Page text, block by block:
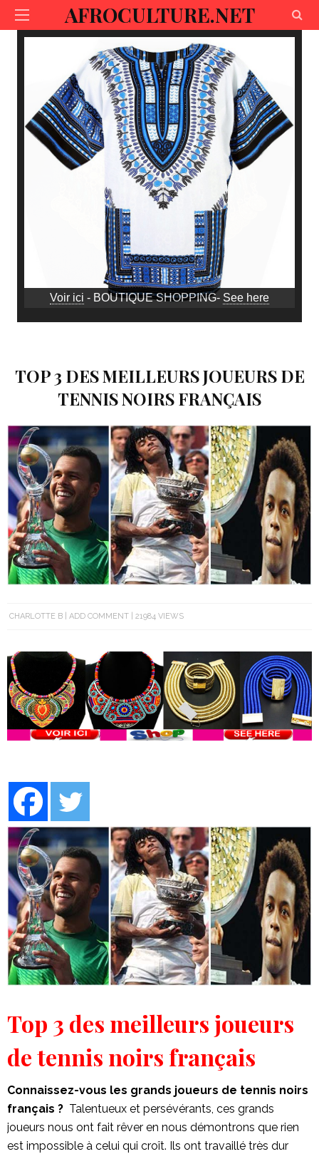
AFROCULTURE.NET
Voir ici - BOUTIQUE SHOPPING- See here
TOP 3 DES MEILLEURS JOUEURS DE
TENNIS NOIRS FRANÇAIS
CHARLOTTE B ADD COMMENT 21984 VIEWS
Top 3 des meilleurs joueurs
de tennis noirs français
Connaissez-vous les grands joueurs de tennis noirs
français ? Talentueux et persévérants, ces grands
joueurs nous ont fait rêver en nous démontrons que rien
est impossible à celui qui croît. Ils ont travaillé très dur